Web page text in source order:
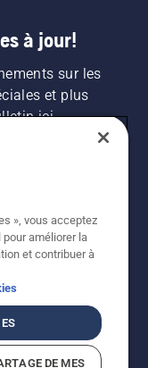
à jour!
sur les
et plus
ici.
», vous acceptez
améliorer la
et contribuer à
DE MES